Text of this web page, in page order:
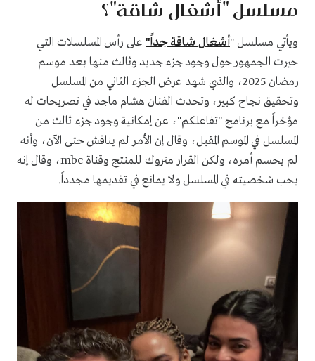
مسلسل "أشغال شاقة"؟
ويأتي مسلسل "أشغال شاقة جداً" على رأس المسلسلات التي
حيرت الجمهور حول وجود جزء جديد وثالث منها بعد موسم
رمضان 2025، والذي شهد عرض الجزء الثاني من المسلسل
وتحقيق نجاح كبير، وتحدث الفنان هشام ماجد في تصريحات له
مؤخراً مع برنامج "تفاعلكم"، عن إمكانية وجود جزء ثالث من
المسلسل في الموسم المقبل، وقال إن الأمر لم يناقش حتى الآن، وأنه
لم يحسم أمره، ولكن القرار متروك للمنتج وقناة mbc، وقال إنه
يحب شخصيته في المسلسل ولا يمانع في تقديمها مجدداً.